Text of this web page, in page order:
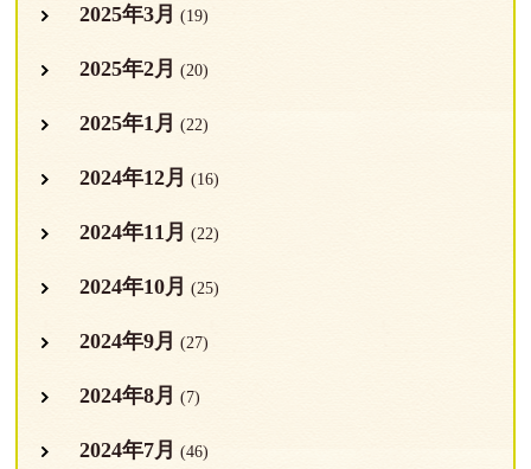
2025年3月 (19)
2025年2月 (20)
2025年1月 (22)
2024年12月 (16)
2024年11月 (22)
2024年10月 (25)
2024年9月 (27)
2024年8月 (7)
2024年7月 (46)